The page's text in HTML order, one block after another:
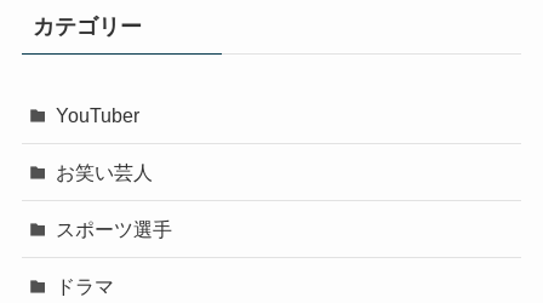
カテゴリー
YouTuber
お笑い芸人
スポーツ選手
ドラマ